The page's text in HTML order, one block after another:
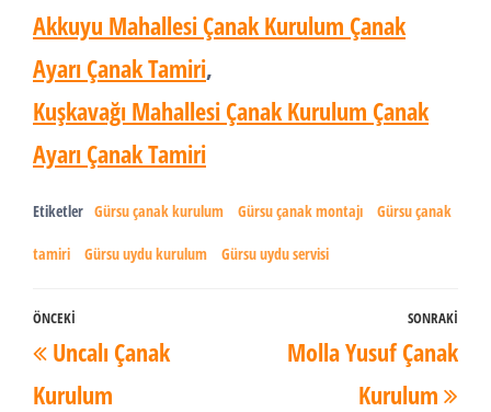
Akkuyu Mahallesi Çanak Kurulum Çanak
Ayarı Çanak Tamiri,
Kuşkavağı Mahallesi Çanak Kurulum Çanak
Ayarı Çanak Tamiri
Etiketler Gürsu çanak kurulum Gürsu çanak montajı Gürsu çanak
tamiri Gürsu uydu kurulum Gürsu uydu servisi
Yazı
dolaşımı
Önceki
Yazı
ÖNCEKI
Uncalı Çanak
Kurulum
Yazı
SONRAKI
Molla Yusuf Çanak
Kurulum